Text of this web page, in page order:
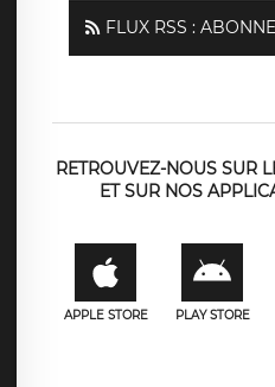
FLUX RSS :
RETROUVEZ-NOUS SUR
ET SUR NOS
APPLE STORE PLAY STORE